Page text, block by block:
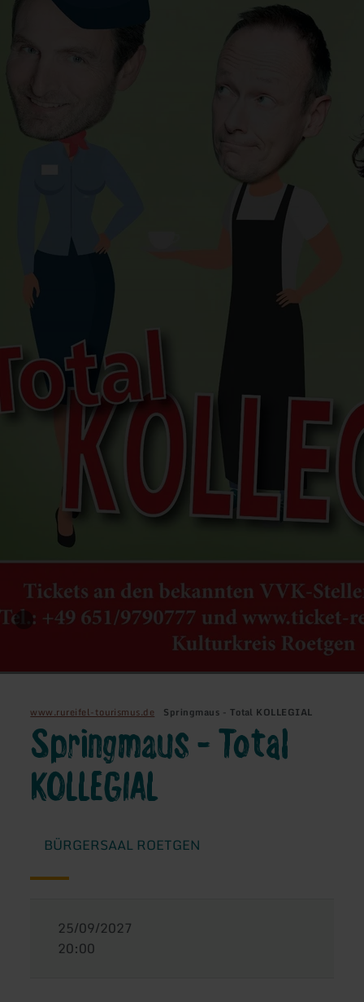
www.rureifel-tourismus.de Springmaus - Total KOLLEGIAL
Springmaus - Total
KOLLEGIAL
BÜRGERSAAL ROETGEN
25/09/2027
20:00